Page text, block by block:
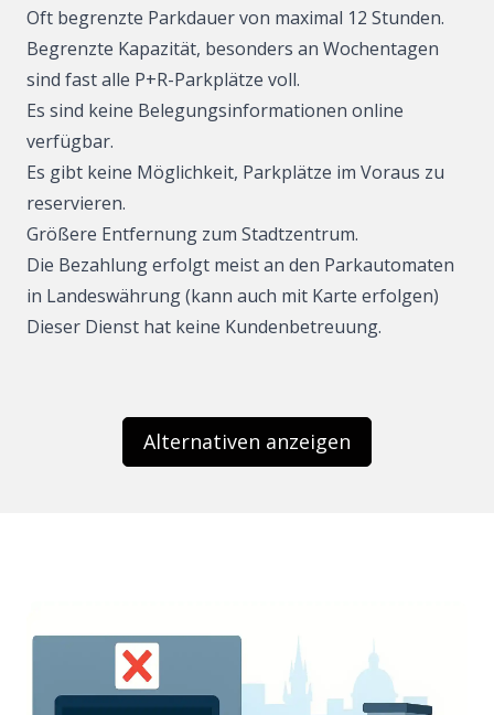
Oft begrenzte Parkdauer von maximal 12 Stunden.
Begrenzte Kapazität, besonders an Wochentagen
sind fast alle P+R-Parkplätze voll.
Es sind keine Belegungsinformationen online
verfügbar.
Es gibt keine Möglichkeit, Parkplätze im Voraus zu
reservieren.
Größere Entfernung zum Stadtzentrum.
Die Bezahlung erfolgt meist an den Parkautomaten
in Landeswährung (kann auch mit Karte erfolgen)
Dieser Dienst hat keine Kundenbetreuung.
Alternativen anzeigen